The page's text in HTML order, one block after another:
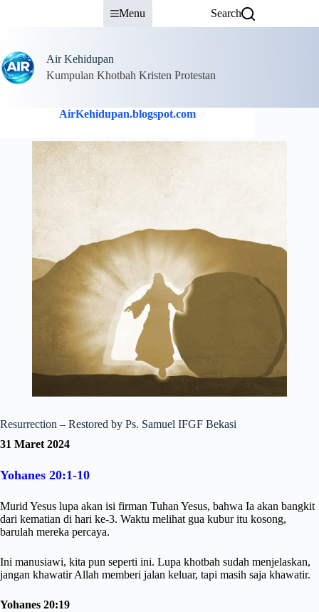
Menu Search
Air Kehidupan
Kumpulan Khotbah Kristen Protestan
AirKehidupan.blogspot.com
Resurrection – Restored by Ps. Samuel IFGF Bekasi
31 Maret 2024
Yohanes 20:1-10
Murid Yesus lupa akan isi firman Tuhan Yesus, bahwa Ia akan bangkit
dari kematian di hari ke-3. Waktu melihat gua kubur itu kosong,
barulah mereka percaya.
Ini manusiawi, kita pun seperti ini. Lupa khotbah sudah menjelaskan,
jangan khawatir Allah memberi jalan keluar, tapi masih saja khawatir.
Yohanes 20:19